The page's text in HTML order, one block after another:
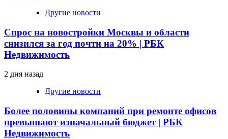
Другие новости
Спрос на новостройки Москвы и области
снизился за год почти на 20% | РБК
Недвижимость
2 дня назад
Другие новости
Более половины компаний при ремонте офисов
превышают изначальный бюджет | РБК
Недвижимость